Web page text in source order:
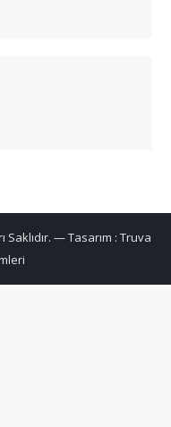
Saklıdır. — Tasarım : Truva